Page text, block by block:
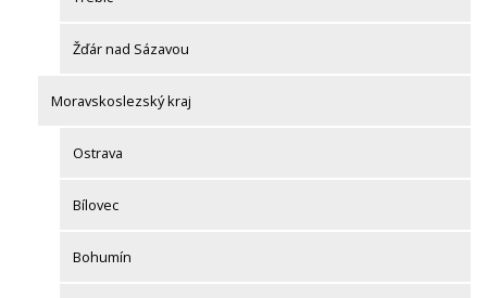
Žďár nad Sázavou
Moravskoslezský kraj
Ostrava
Bílovec
Bohumín